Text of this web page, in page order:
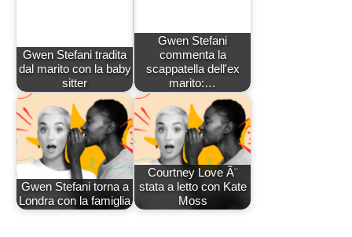
Gwen Stefani tradita
dal marito con la baby
sitter
Gwen Stefani
commenta la
scappatella dell'ex
marito:…
Gwen Stefani torna a
Londra con la famiglia
Courtney Love Ã¨
stata a letto con Kate
Moss